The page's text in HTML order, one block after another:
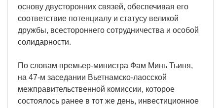
основу двусторонних связей, обеспечивая его
соответствие потенциалу и статусу великой
дружбы, всестороннего сотрудничества и особой
солидарности.
По словам премьер-министра Фам Минь Тьиня,
на 47-м заседании Вьетнамско-лаосской
межправительственной комиссии, которое
состоялось ранее в тот же день, инвестиционное